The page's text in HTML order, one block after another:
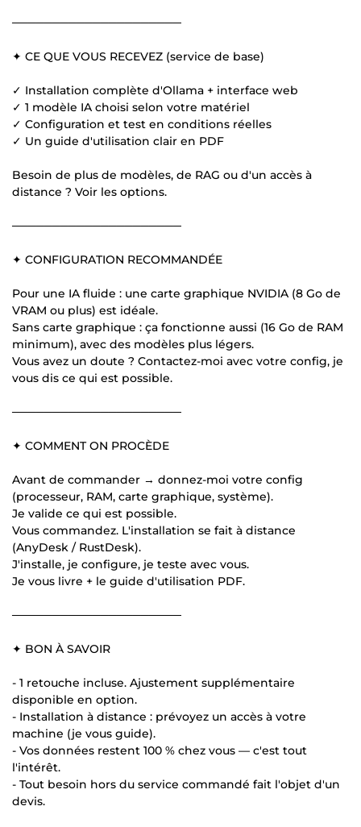
─────────────────────
✦ CE QUE VOUS RECEVEZ (service de base)
✓ Installation complète d'Ollama + interface web
✓ 1 modèle IA choisi selon votre matériel
✓ Configuration et test en conditions réelles
✓ Un guide d'utilisation clair en PDF
Besoin de plus de modèles, de RAG ou d'un accès à
distance ? Voir les options.
─────────────────────
✦ CONFIGURATION RECOMMANDÉE
Pour une IA fluide : une carte graphique NVIDIA (8 Go de
VRAM ou plus) est idéale.
Sans carte graphique : ça fonctionne aussi (16 Go de RAM
minimum), avec des modèles plus légers.
Vous avez un doute ? Contactez-moi avec votre config, je
vous dis ce qui est possible.
─────────────────────
✦ COMMENT ON PROCÈDE
Avant de commander → donnez-moi votre config
(processeur, RAM, carte graphique, système).
Je valide ce qui est possible.
Vous commandez. L'installation se fait à distance
(AnyDesk / RustDesk).
J'installe, je configure, je teste avec vous.
Je vous livre + le guide d'utilisation PDF.
─────────────────────
✦ BON À SAVOIR
- 1 retouche incluse. Ajustement supplémentaire
disponible en option.
- Installation à distance : prévoyez un accès à votre
machine (je vous guide).
- Vos données restent 100 % chez vous — c'est tout
l'intérêt.
- Tout besoin hors du service commandé fait l'objet d'un
devis.